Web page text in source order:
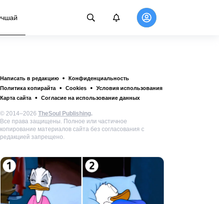
Написать в редакцию
Конфиденциальность
Политика копирайта
Cookies
Условия использования
Карта сайта
Согласие на использование данных
© 2014–2026 TheSoul Publishing.
Все права защищены. Полное или частичное
копирование материалов сайта без согласования с
редакцией запрещено.